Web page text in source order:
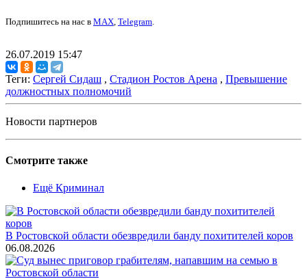
Подпишитесь на нас в MAX, Telegram.
26.07.2019 15:47
Теги: Сергей Сидаш , Стадион Ростов Арена , Превышение
должностных полномочий
Новости партнеров
Смотрите также
Ещё Криминал
В Ростовской области обезвредили банду похитителей коров
06.08.2026